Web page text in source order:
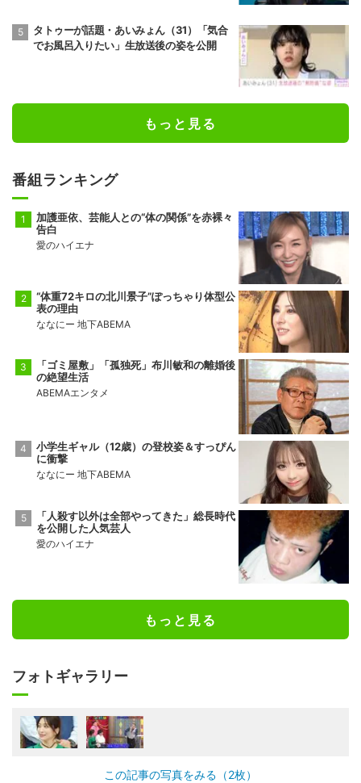
タトゥーが話題・あいみょん（31）「気合
でお風呂入りたい」生放送後の姿を公開
もっと見る
番組ランキング
加護亜依、芸能人との“体の関係”を赤裸々
告白
愛のハイエナ
“体重72キロの北川景子”ぽっちゃり体型公
表の理由
ななにー 地下ABEMA
「ゴミ屋敷」「孤独死」布川敏和の離婚後
の絶望生活
ABEMAエンタメ
小学生ギャル（12歳）の登校姿＆すっぴん
に衝撃
ななにー 地下ABEMA
「人殺す以外は全部やってきた」総長時代
を公開した人気芸人
愛のハイエナ
もっと見る
フォトギャラリー
この記事の写真をみる（2枚）